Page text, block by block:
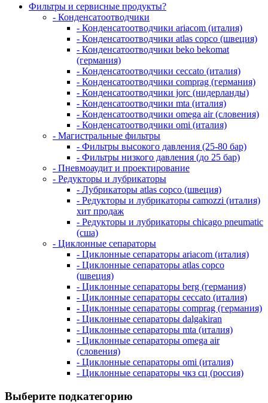
Фильтры и сервисные продукты?
- Конденсатоотводчики
- Конденсатоотводчики ariacom (италия)
- Конденсатоотводчики atlas copco (швеция)
- Конденсатоотводчики beko bekomat
(германия)
- Конденсатоотводчики ceccato (италия)
- Конденсатоотводчики comprag (германия)
- Конденсатоотводчики jorc (нидерланды)
- Конденсатоотводчики mta (италия)
- Конденсатоотводчики omega air (словения)
- Конденсатоотводчики omi (италия)
- Магистральные фильтры
- Фильтры высокого давления (25-80 бар)
- Фильтры низкого давления (до 25 бар)
- Пневмоаудит и проектирование
- Редукторы и лубрикаторы
- Лубрикаторы atlas copco (швеция)
- Редукторы и лубрикаторы camozzi (италия)
хит продаж
- Редукторы и лубрикаторы chicago pneumatic
(сша)
- Циклонные сепараторы
- Циклонные сепараторы ariacom (италия)
- Циклонные сепараторы atlas copco
(швеция)
- Циклонные сепараторы berg (германия)
- Циклонные сепараторы ceccato (италия)
- Циклонные сепараторы comprag (германия)
- Циклонные сепараторы dalgakiran
- Циклонные сепараторы mta (италия)
- Циклонные сепараторы omega air
(словения)
- Циклонные сепараторы omi (италия)
- Циклонные сепараторы чкз сц (россия)
Выберите подкатегорию